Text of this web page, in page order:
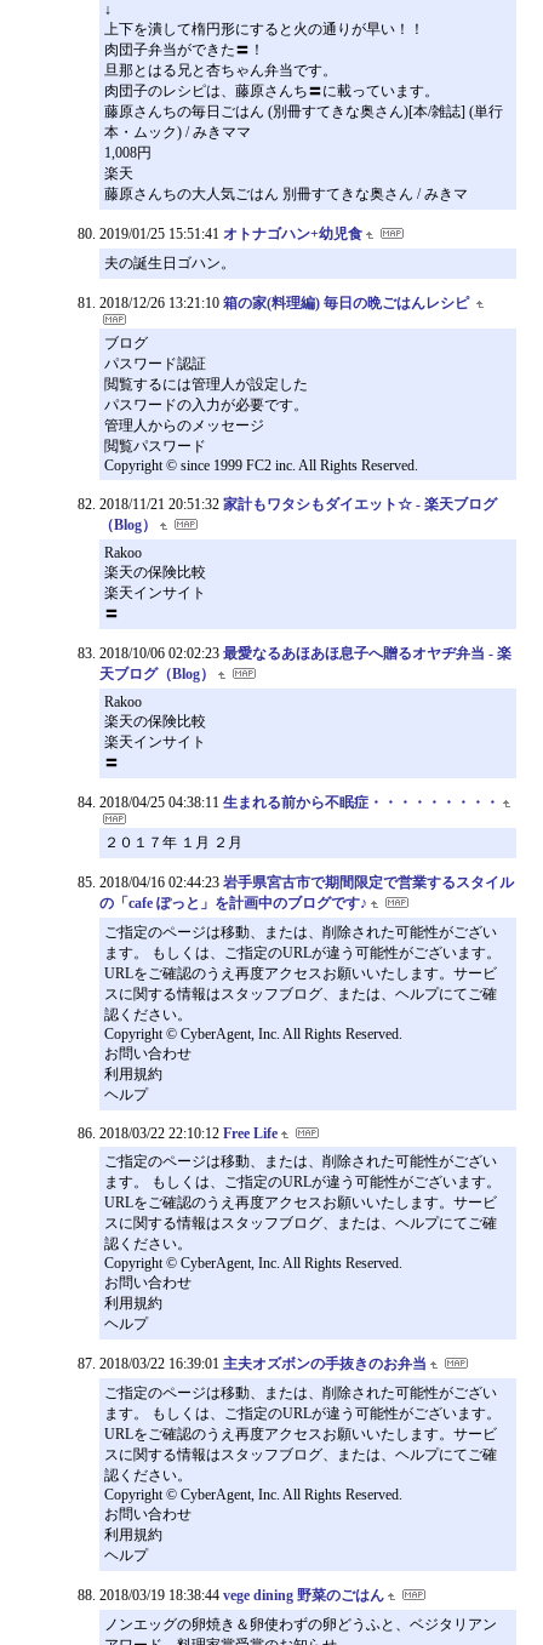
↓
上下を潰して楕円形にすると火の通りが早い！！
肉団子弁当ができた〓！
旦那とはる兄と杏ちゃん弁当です。
肉団子のレシピは、藤原さんち〓に載っています。
藤原さんちの毎日ごはん (別冊すてきな奥さん)[本/雑誌] (単行
本・ムック) / みきママ
1,008円
楽天
藤原さんちの大人気ごはん 別冊すてきな奥さん / みきマ
2019/01/25 15:51:41 オトナゴハン+幼児食
夫の誕生日ゴハン。
2018/12/26 13:21:10 箱の家(料理編) 毎日の晩ごはんレシピ
ブログ
パスワード認証
閲覧するには管理人が設定した
パスワードの入力が必要です。
管理人からのメッセージ
閲覧パスワード
Copyright © since 1999 FC2 inc. All Rights Reserved.
2018/11/21 20:51:32 家計もワタシもダイエット☆ - 楽天ブログ
（Blog）
Rakoo
楽天の保険比較
楽天インサイト
〓
2018/10/06 02:02:23 最愛なるあほあほ息子へ贈るオヤヂ弁当 - 楽
天ブログ（Blog）
Rakoo
楽天の保険比較
楽天インサイト
〓
2018/04/25 04:38:11 生まれる前から不眠症・・・・・・・・・
２０１７年 １月 ２月
2018/04/16 02:44:23 岩手県宮古市で期間限定で営業するスタイル
の「cafe ぽっと」を計画中のブログです♪
ご指定のページは移動、または、削除された可能性がござい
ます。 もしくは、ご指定のURLが違う可能性がございます。
URLをご確認のうえ再度アクセスお願いいたします。サービ
スに関する情報はスタッフブログ、または、ヘルプにてご確
認ください。
Copyright © CyberAgent, Inc. All Rights Reserved.
お問い合わせ
利用規約
ヘルプ
2018/03/22 22:10:12 Free Life
ご指定のページは移動、または、削除された可能性がござい
ます。 もしくは、ご指定のURLが違う可能性がございます。
URLをご確認のうえ再度アクセスお願いいたします。サービ
スに関する情報はスタッフブログ、または、ヘルプにてご確
認ください。
Copyright © CyberAgent, Inc. All Rights Reserved.
お問い合わせ
利用規約
ヘルプ
2018/03/22 16:39:01 主夫オズボンの手抜きのお弁当
ご指定のページは移動、または、削除された可能性がござい
ます。 もしくは、ご指定のURLが違う可能性がございます。
URLをご確認のうえ再度アクセスお願いいたします。サービ
スに関する情報はスタッフブログ、または、ヘルプにてご確
認ください。
Copyright © CyberAgent, Inc. All Rights Reserved.
お問い合わせ
利用規約
ヘルプ
2018/03/19 18:38:44 vege dining 野菜のごはん
ノンエッグの卵焼き＆卵使わずの卵どうふと、ベジタリアン